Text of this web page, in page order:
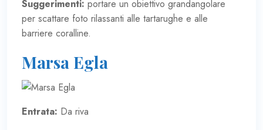
Suggerimenti: portare un obiettivo grandangolare
per scattare foto rilassanti alle tartarughe e alle
barriere coralline.
Marsa Egla
Entrata: Da riva